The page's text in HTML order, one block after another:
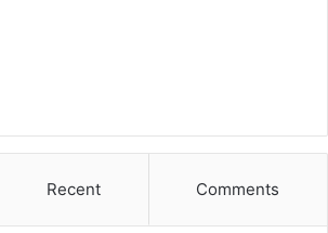
Recent Comments